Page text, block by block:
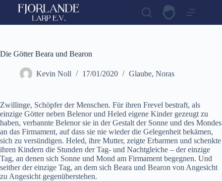
Die Götter Beara und Bearon
Kevin Noll 17/01/2020 Glaube, Noras
Zwillinge, Schöpfer der Menschen. Für ihren Frevel bestraft, als
einzige Götter neben Belenor und Heled eigene Kinder gezeugt zu
haben, verbannte Belenor sie in der Gestalt der Sonne und des Mondes
an das Firmament, auf dass sie nie wieder die Gelegenheit bekämen,
sich zu versündigen. Heled, ihre Mutter, zeigte Erbarmen und schenkte
ihren Kindern die Stunden der Tag- und Nachtgleiche – der einzige
Tag, an denen sich Sonne und Mond am Firmament begegnen. Und
seither der einzige Tag, an dem sich Beara und Bearon von Angesicht
zu Angesicht gegenüberstehen.